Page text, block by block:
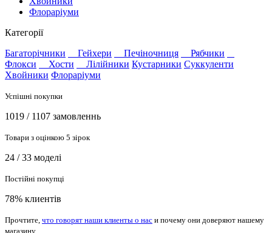
Флораріуми
Категорії
Багаторічники
Гейхери Печіночниця
Рябчики
Флокси
Хости Лілійники Кустарники Суккуленти
Хвойники Флораріуми
Успішні покупки
1019 / 1107 замовленнь
Товари з оцінкою 5 зірок
24 / 33 моделі
Постійні покупці
78% клиентів
Прочтите, что говорят наши клиенты о нас и почему они доверяют нашему
магазину